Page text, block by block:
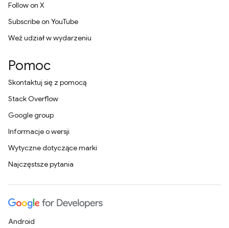
Follow on X
Subscribe on YouTube
Weź udział w wydarzeniu
Pomoc
Skontaktuj się z pomocą
Stack Overflow
Google group
Informacje o wersji
Wytyczne dotyczące marki
Najczęstsze pytania
Android